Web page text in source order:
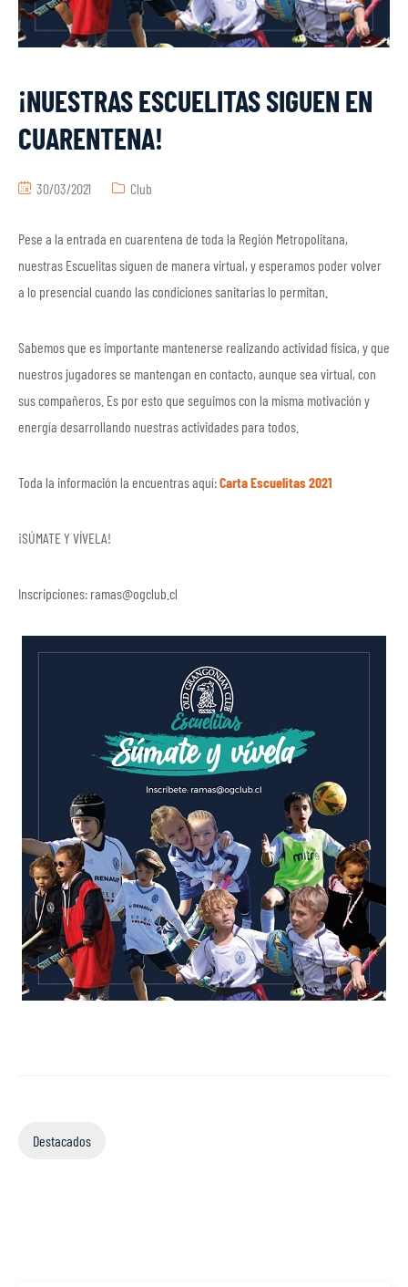
¡NUESTRAS ESCUELITAS SIGUEN EN
CUARENTENA!
30/03/2021 Club
Pese a la entrada en cuarentena de toda la Región Metropolitana,
nuestras Escuelitas siguen de manera virtual, y esperamos poder volver
a lo presencial cuando las condiciones sanitarias lo permitan.
Sabemos que es importante mantenerse realizando actividad física, y que
nuestros jugadores se mantengan en contacto, aunque sea virtual, con
sus compañeros. Es por esto que seguimos con la misma motivación y
energía desarrollando nuestras actividades para todos.
Toda la información la encuentras aquí:Carta Escuelitas 2021
¡SÚMATE Y VÍVELA!
Inscripciones: ramas@ogclub.cl
Destacados